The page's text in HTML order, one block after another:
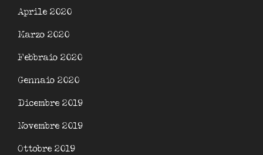
Aprile 2020
Marzo 2020
Febbraio 2020
Gennaio 2020
Dicembre 2019
Novembre 2019
Ottobre 2019